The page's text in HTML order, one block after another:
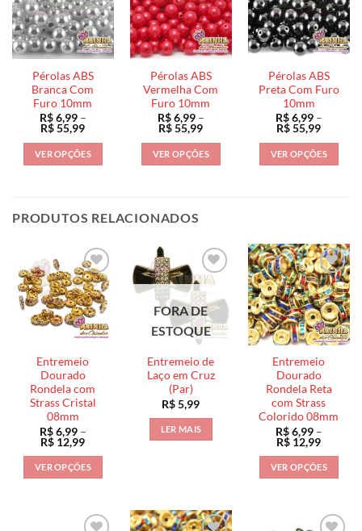
Pérolas ABS
Branca Com
Furo 10mm
R$6,99 –
R$55,99Faixa
preço:
R$ 6,99
através
VER OPÇÕES
várias
opções
podem
ser
escolhidas
página
do
produto
Pérolas ABS
Vermelha Com
Furo 10mm
R$6,99 –
R$55,99Faixa
preço:
R$ 6,99
através
VER OPÇÕES
várias
opções
podem
ser
escolhidas
página
do
produto
Pérolas ABS
Preta Com Furo
10mm
R$6,99 –
R$55,99Faixa
preço:
R$ 6,99
através
VER OPÇÕES
As
opções
podem
ser
escolhidas
na
página
do
produto
PRODUTOS RELACIONADOS
Entremeio
Dourado
Rondela com
Strass Cristal
08mm
R$6,99 –
R$ 12,99Faixa
preço:
R$ 6,99
através
VER OPÇÕES
FORA DE
ESTOQUE
Entremeio de
Laço em Cruz
(Par)
R$5,99
LER MAIS
Entremeio
Dourado
Rondela Reta
com Strass
Colorido 08mm
R$6,99 –
R$ 12,99Faixa
preço:
R$ 6,99
através
VER OPÇÕES